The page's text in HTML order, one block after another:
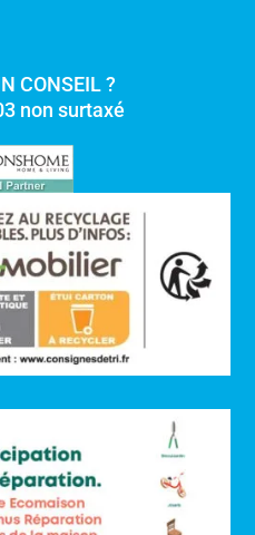
CONSEIL ?
non surtaxé